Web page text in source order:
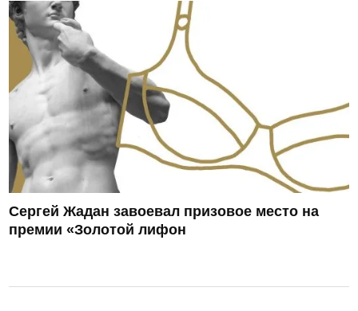
Сергей Жадан завоевал призовое место на
премии «Золотой лифон